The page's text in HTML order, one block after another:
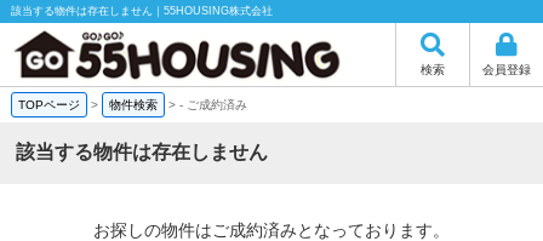
該当する物件は存在しません｜55HOUSING株式会社
検索 会員登録
TOPページ > 物件検索 >- ご成約済み
該当する物件は存在しません
お探しの物件はご成約済みとなっております。